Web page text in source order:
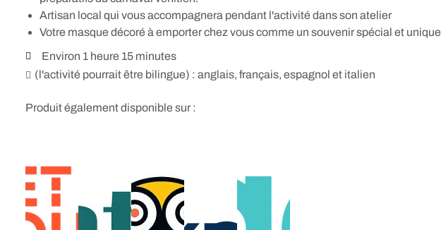
Artisan local qui vous accompagnera pendant l'activité dans son atelier
Votre masque décoré à emporter chez vous comme un souvenir spécial et unique
Environ 1 heure 15 minutes
(l'activité pourrait être bilingue) : anglais, français, espagnol et italien
Produit également disponible sur :